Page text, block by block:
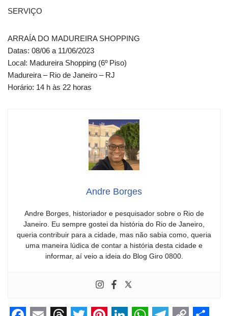
SERVIÇO
ARRAÍA DO MADUREIRA SHOPPING
Datas: 08/06 a 11/06/2023
Local: Madureira Shopping (6º Piso)
Madureira – Rio de Janeiro – RJ
Horário: 14 h às 22 horas
Andre Borges
Andre Borges, historiador e pesquisador sobre o Rio de
Janeiro. Eu sempre gostei da história do Rio de Janeiro,
queria contribuir para a cidade, mas não sabia como, queria
uma maneira lúdica de contar a história desta cidade e
informar, aí veio a ideia do Blog Giro 0800.